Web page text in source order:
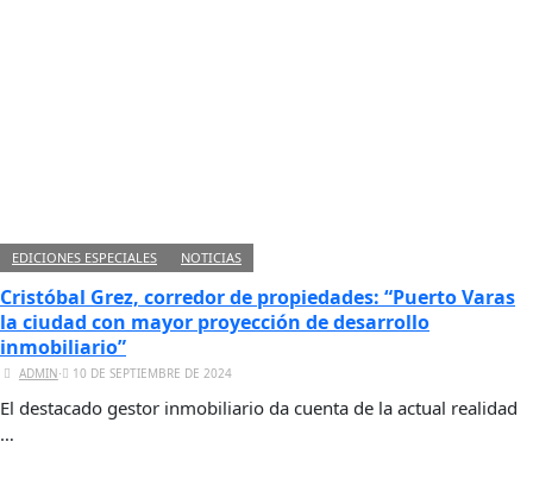
EDICIONES ESPECIALES NOTICIAS
Cristóbal Grez, corredor de propiedades: “Puerto Varas
la ciudad con mayor proyección de desarrollo
inmobiliario”
ADMIN⋅ 10 DE SEPTIEMBRE DE 2024
El destacado gestor inmobiliario da cuenta de la actual realidad
…